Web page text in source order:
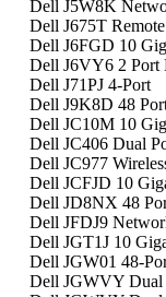
Dell J5W8K
Dell J675T
Dell J6FGD 10
Dell J6VY6 2 Port
Dell J71PJ 4-Port
Dell J9K8D 48
Dell JC10M 10
Dell JC406 Dual
Dell JC977
Dell JCFJD 10
Dell JD8NX 48
Dell JFDJ9
Dell JGT1J 10
Dell JGW01 48-
Dell JGWVY Dual